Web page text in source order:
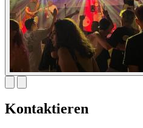
Kontaktieren